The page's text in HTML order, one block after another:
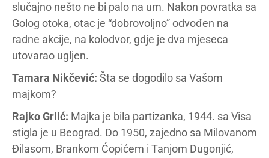
slučajno nešto ne bi palo na um. Nakon povratka sa
Golog otoka, otac je “dobrovoljno” odvođen na
radne akcije, na kolodvor, gdje je dva mjeseca
utovarao ugljen.
Tamara Nikčević: Šta se dogodilo sa Vašom
majkom?
Rajko Grlić: Majka je bila partizanka, 1944. sa Visa
stigla je u Beograd. Do 1950, zajedno sa Milovanom
Đilasom, Brankom Ćopićem i Tanjom Dugonjić,